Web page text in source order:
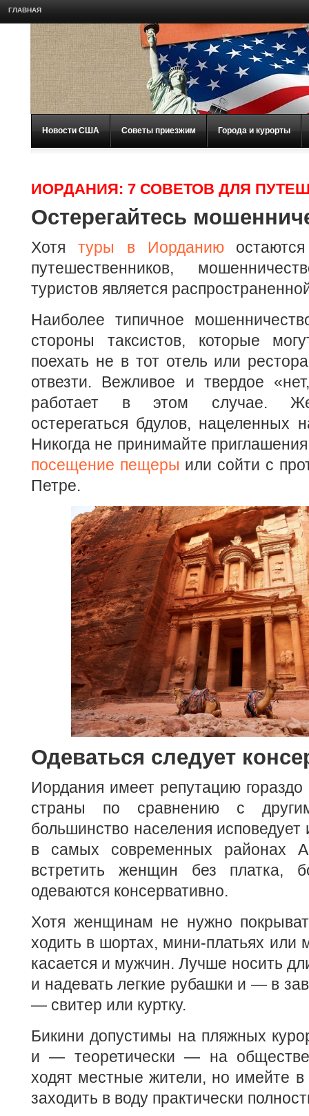
ГЛАВНАЯ
Новости США Советы приезжим Города и курорты
ИОРДАНИЯ: 7 СОВЕТОВ ДЛЯ
Остерегайтесь
Хотя туры в Иорданию
путешественников,
туристов является
Наиболее типичное
стороны таксистов, которые
поехать не в тот отель или
отвезти. Вежливое и твердое
работает в этом случае.
остерегаться бдулов,
Никогда не принимайте
посещение пещеры или сойти с
Петре.
Одеваться следует
Иордания имеет репутацию
страны по сравнению с
большинство населения
в самых современных районах
встретить женщин без платка,
одеваются консервативно.
Хотя женщинам не нужно
ходить в шортах, мини-платьях или
касается и мужчин. Лучше носить
и надевать легкие рубашки и — в
— свитер или куртку.
Бикини допустимы на пляжных
и — теоретически — на
ходят местные жители, но имейте в
заходить в воду практически